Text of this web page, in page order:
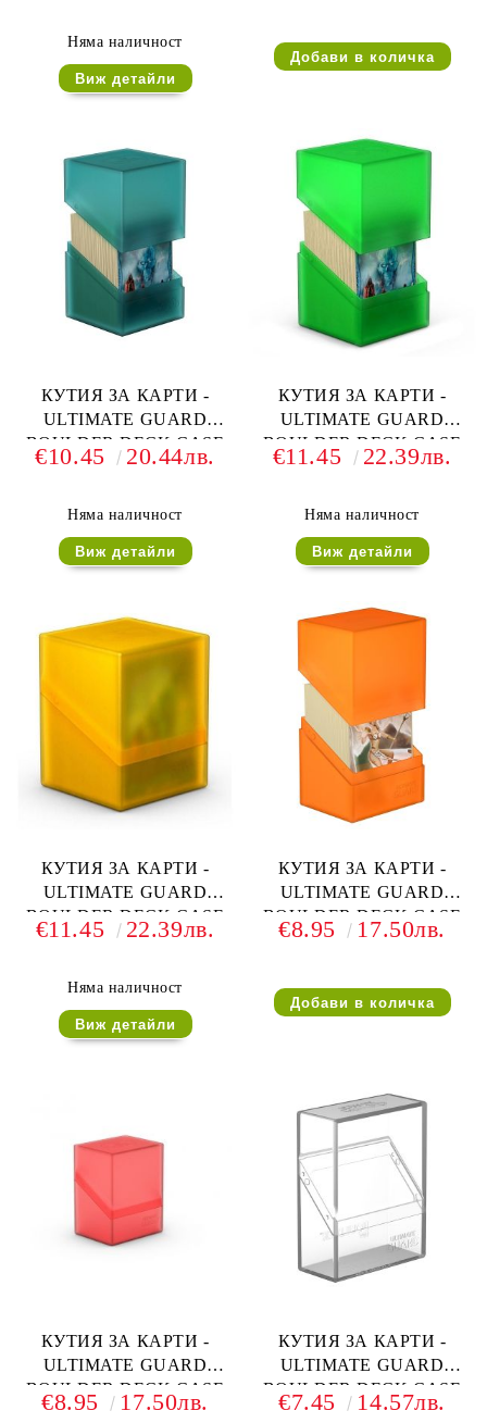
Няма наличност
Виж детайли
КУТИЯ ЗА КАРТИ -
ULTIMATE GUARD
BOULDER DECK CASE
(за LCG, TCG и др) 100+ -
€10.45 20.44лв.
Няма наличност
Виж детайли
КУТИЯ ЗА КАРТИ -
ULTIMATE GUARD
BOULDER DECK CASE
(за LCG, TCG и др) 100+ -
€11.45 22.39лв.
Няма наличност
Виж детайли
КУТИЯ ЗА КАРТИ -
ULTIMATE GUARD
BOULDER DECK CASE
(за LCG, TCG и др) 100+ -
€11.45 22.39лв.
Няма наличност
Виж детайли
КУТИЯ ЗА КАРТИ -
ULTIMATE GUARD
BOULDER DECK CASE
(за LCG, TCG и др) 80+ -
€8.95 17.50лв.
КУТИЯ ЗА КАРТИ -
ULTIMATE GUARD
BOULDER DECK CASE
(за LCG, TCG и др) 80+ -
€8.95 17.50лв.
КУТИЯ ЗА КАРТИ -
ULTIMATE GUARD
BOULDER DECK CASE
(за LCG, TCG и др) 40+ -
€7.45 14.57лв.